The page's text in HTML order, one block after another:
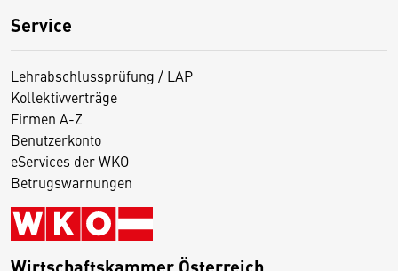
Service
Lehrabschlussprüfung / LAP
Kollektivverträge
Firmen A-Z
Benutzerkonto
eServices der WKO
Betrugswarnungen